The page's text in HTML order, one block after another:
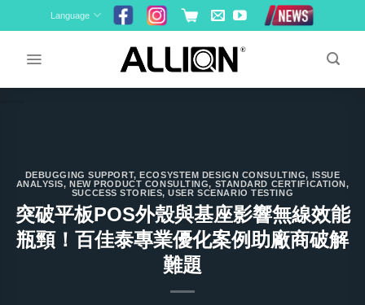
to
Language
DEBUGGING SUPPORT,ECOSYSTEM DESIGN CONSULTING, ISSUE
ANALYSIS,NEW PRODUCT CONSULTING, STANDARD CERTIFICATION,
SUCCESS STORIES,USER SCENARIO TESTING
突破平板POS外殼與基座影響無線效能
瓶頸！百佳泰專業優化案例助廠商破解
難題